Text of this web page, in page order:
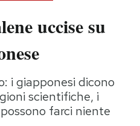
Moda
Consumismi
Storie/Idee
Ok Boomer!
Media
uccise su
i giapponesi dicono
scientifiche, i
farci niente